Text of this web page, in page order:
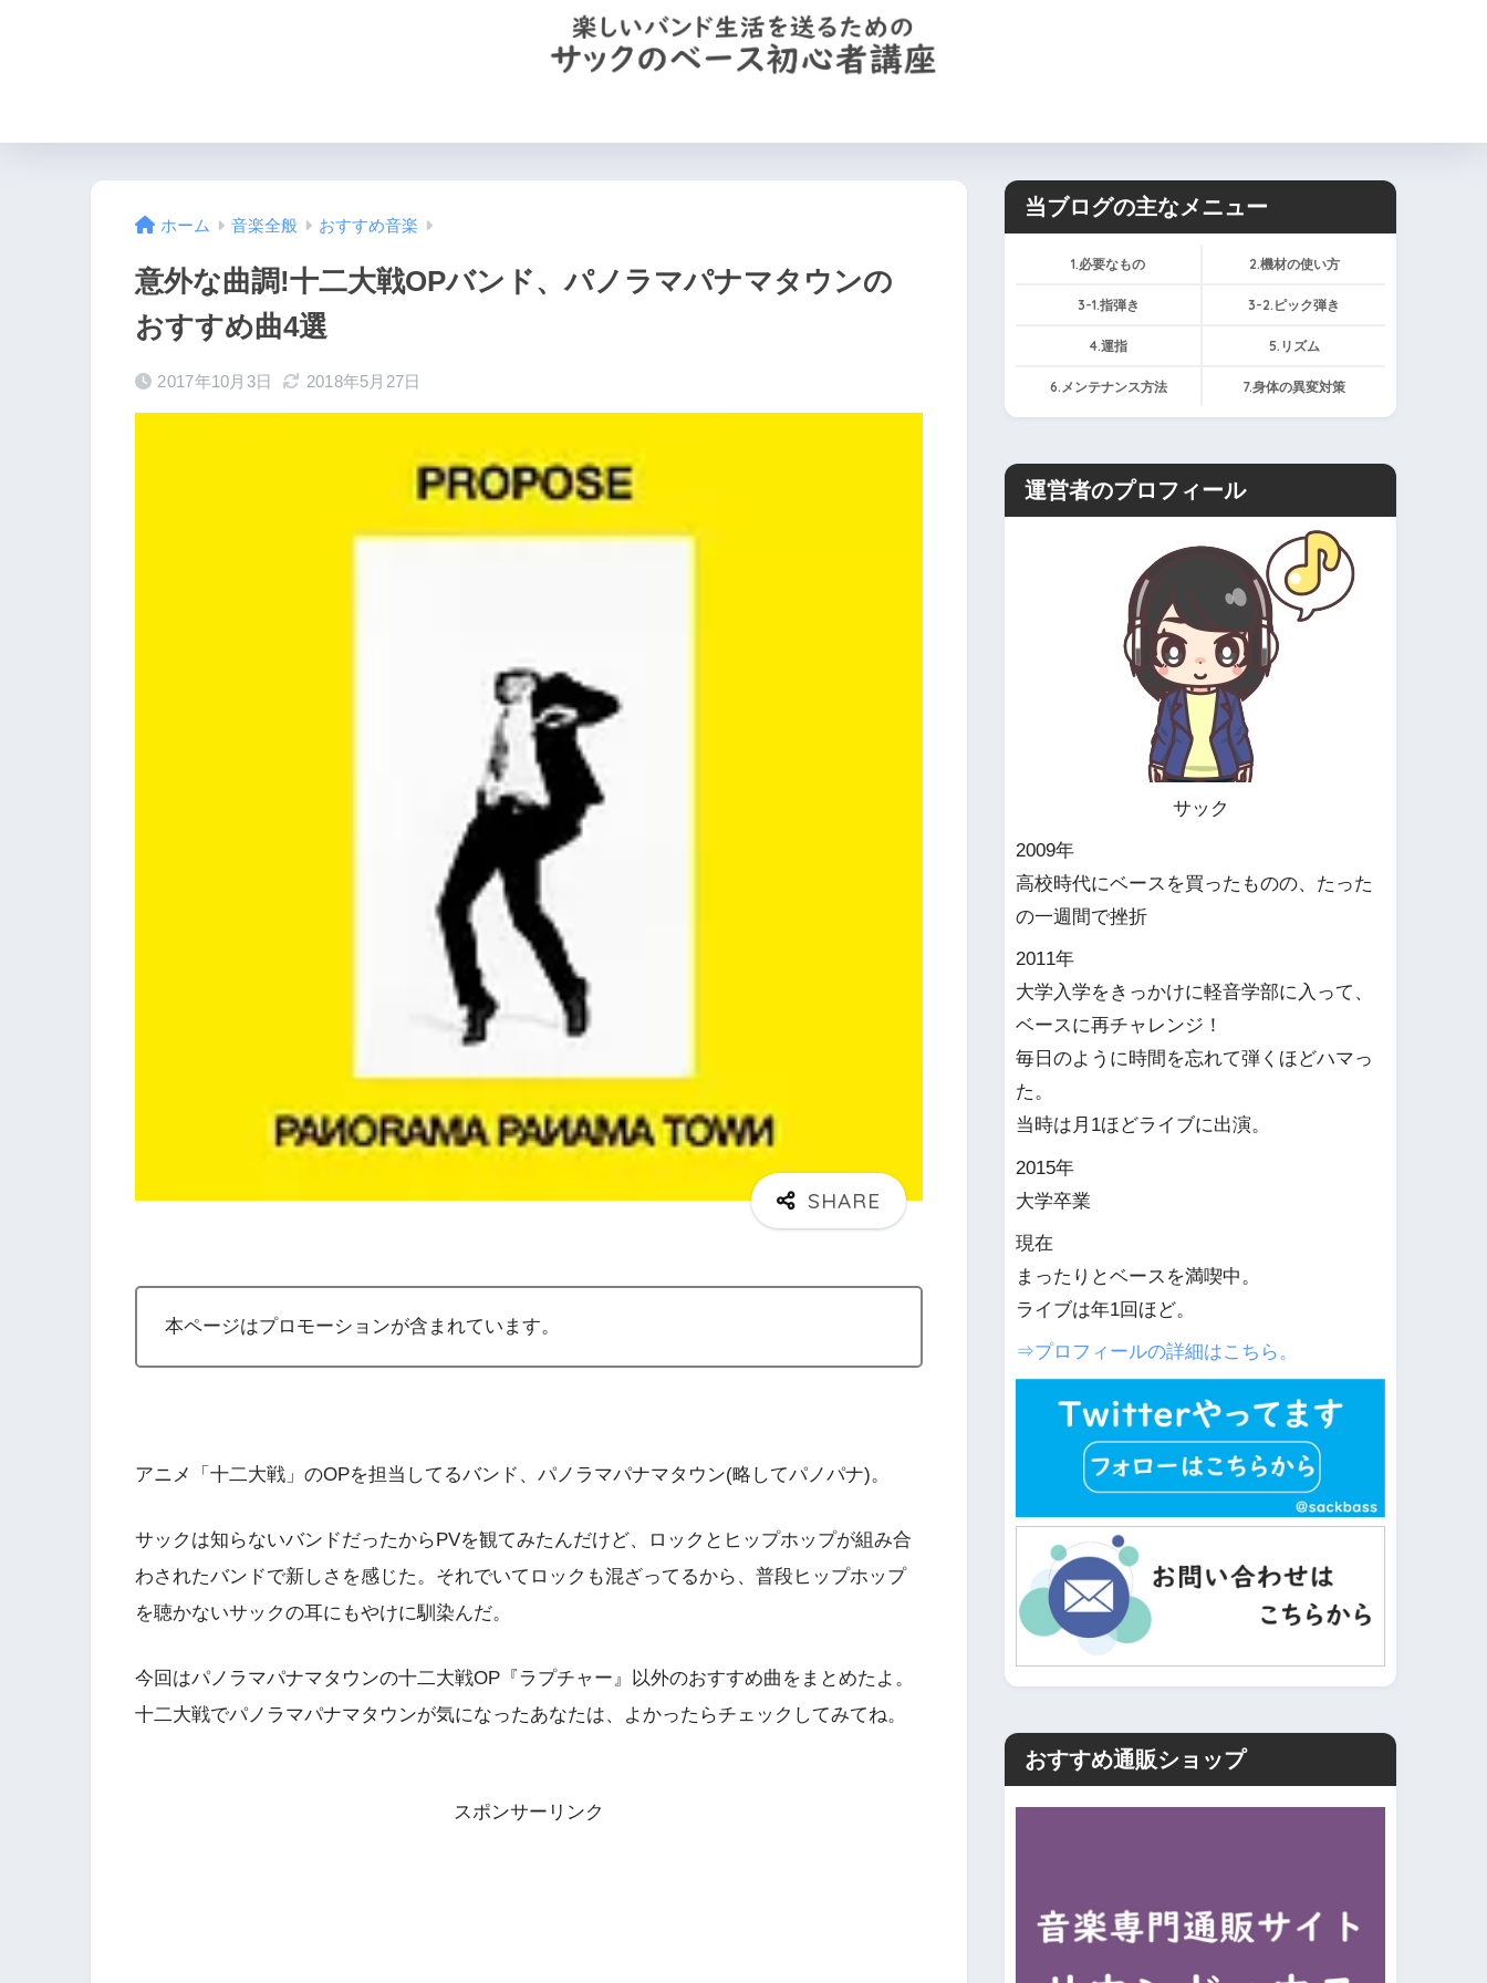
ホーム 音楽全般 おすすめ音楽
意外な曲調!十二大戦OPバンド、パノラマパナマタウンの
おすすめ曲4選
2017年10月3日 2018年5月27日
本ページはプロモーションが含まれています。
アニメ「十二大戦」のOPを担当してるバンド、パノラマパナマタウン(略してパノパナ)。
サックは知らないバンドだったからPVを観てみたんだけど、ロックとヒップホップが組み合
わされたバンドで新しさを感じた。それでいてロックも混ざってるから、普段ヒップホップ
を聴かないサックの耳にもやけに馴染んだ。
今回はパノラマパナマタウンの十二大戦OP『ラプチャー』以外のおすすめ曲をまとめたよ。
十二大戦でパノラマパナマタウンが気になったあなたは、よかったらチェックしてみてね。
スポンサーリンク
当ブログの主なメニュー
1.必要なもの 2.機材の使い方
3-1.指弾き 3-2.ピック弾き
4.運指 5.リズム
6.メンテナンス方法 7.身体の異変対策
運営者のプロフィール
サック
2009年
高校時代にベースを買ったものの、たった
の一週間で挫折
2011年
大学入学をきっかけに軽音学部に入って、
ベースに再チャレンジ！
毎日のように時間を忘れて弾くほどハマっ
た。
当時は月1ほどライブに出演。
2015年
大学卒業
現在
まったりとベースを満喫中。
ライブは年1回ほど。
⇒プロフィールの詳細はこちら。
おすすめ通販ショップ